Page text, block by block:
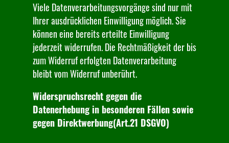
Viele Datenverarbeitungsvorgänge sind nur mit
Ihrer ausdrücklichen Einwilligung möglich. Sie
können eine bereits erteilte Einwilligung
jederzeit widerrufen. Die Rechtmäßigkeit der bis
zum Widerruf erfolgten Datenverarbeitung
bleibt vom Widerruf unberührt.
Widerspruchsrecht gegen die
Datenerhebung in besonderen Fällen sowie
gegen Direktwerbung(Art.21 DSGVO)